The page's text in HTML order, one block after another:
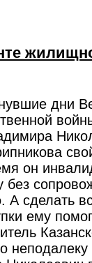
дни
он
без
А сделать
ему